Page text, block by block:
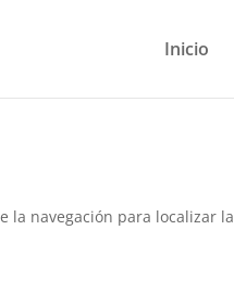
Inicio
la navegación para localizar la